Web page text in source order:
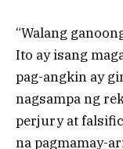
“Walang
Ito ay isang
pag-angkin ay
nagsampa ng
perjury at
na pagmamay-